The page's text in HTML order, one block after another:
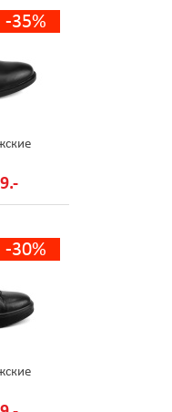
-35%
-30%